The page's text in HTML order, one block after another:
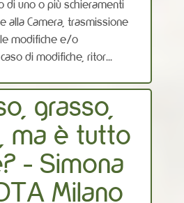
di uno o più schieramenti
alla Camera, trasmissione
le modifiche e/o
di modifiche, ritor...
grasso,
ma è tutto
- Simona
Milano